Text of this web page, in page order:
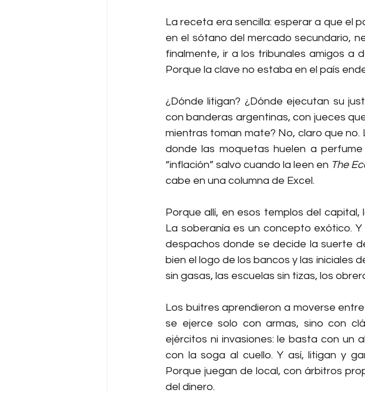
La receta era sencilla: esperar a que el
en el sótano del mercado secundario,
finalmente, ir a los tribunales amigos a
Porque la clave no estaba en el país
¿Dónde litigan? ¿Dónde ejecutan su
con banderas argentinas, con jueces
mientras toman mate? No, claro que no.
donde las moquetas huelen a
“inflación” salvo cuando la leen en The
cabe en una columna de Excel.
Porque allí, en esos templos del
La soberanía es un concepto exótico.
despachos donde se decide la suerte
bien el logo de los bancos y las
sin gasas, las escuelas sin tizas, los
Los buitres aprendieron a moverse
se ejerce solo con armas, sino con
ejércitos ni invasiones: le basta con un
con la soga al cuello. Y así, litigan y
Porque juegan de local, con árbitros
del dinero.